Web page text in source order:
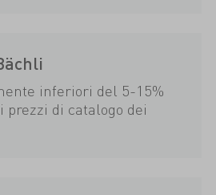
inferiori del 5-15%
prezzi di catalogo dei